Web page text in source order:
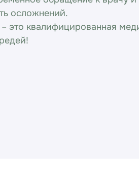
осложнений.
это квалифицированная